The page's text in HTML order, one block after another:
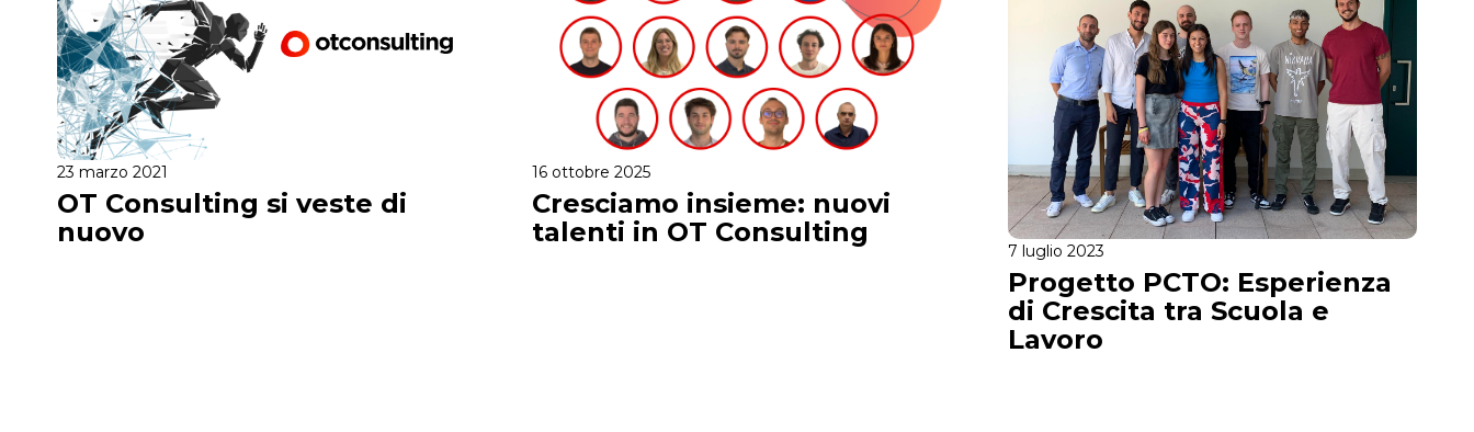
23 marzo 2021
OT Consulting si veste di
nuovo
16 ottobre 2025
Cresciamo insieme: nuovi
talenti in OT Consulting
7 luglio 2023
Progetto PCTO: Esperienza
di Crescita tra Scuola e
Lavoro